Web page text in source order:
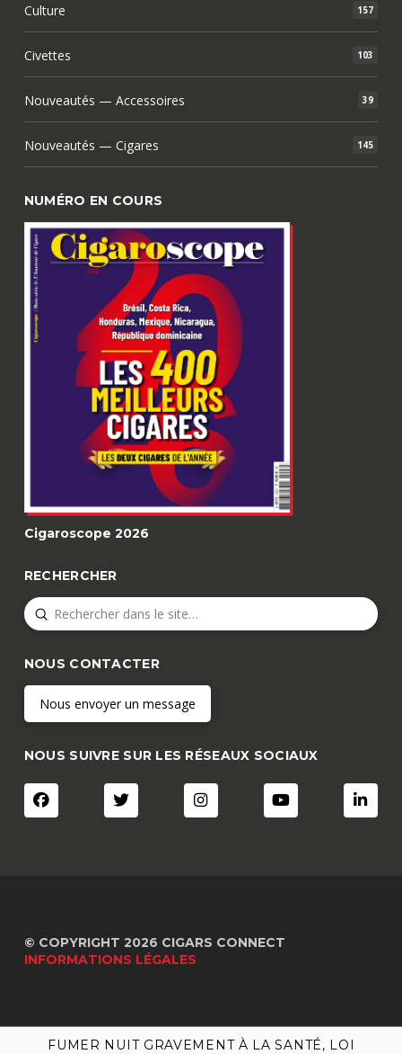
FUMER NUIT GRAVEMENT À LA SANTÉ, LOI
Culture 157
Civettes 103
Nouveautés — Accessoires 39
Nouveautés — Cigares 145
NUMÉRO EN COURS
Cigaroscope 2026
RECHERCHER
Search
Submit
NOUS CONTACTER
Nous envoyer un message
NOUS SUIVRE SUR LES RÉSEAUX SOCIAUX
© COPYRIGHT 2026 CIGARS CONNECT
INFORMATIONS LÉGALES
FUMER NUIT GRAVEMENT À LA SANTÉ, LOI